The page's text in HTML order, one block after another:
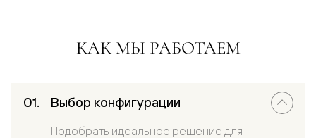
КАК МЫ РАБОТАЕМ
Выбор конфигурации
Подобрать идеальное решение для